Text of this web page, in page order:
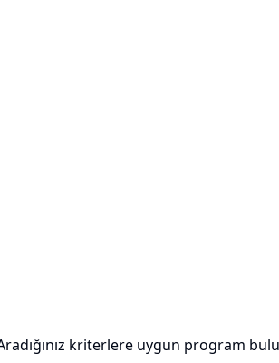
kriterlere uygun program